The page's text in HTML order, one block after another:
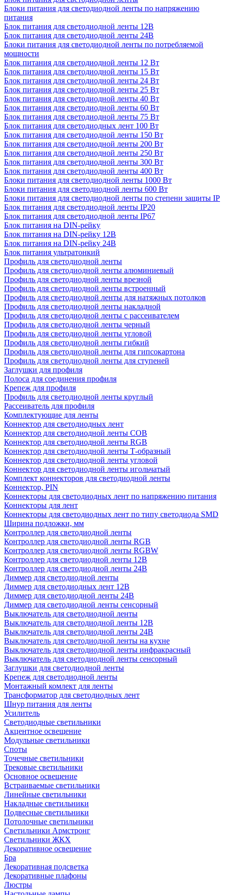
Блоки питания для светодиодной ленты по напряжению
питания
Блок питания для светодиодной ленты 12В
Блок питания для светодиодной ленты 24В
Блоки питания для светодиодной ленты по потребляемой
мощности
Блок питания для светодиодной ленты 12 Вт
Блок питания для светодиодной ленты 15 Вт
Блок питания для светодиодной ленты 24 Вт
Блок питания для светодиодной ленты 25 Вт
Блок питания для светодиодной ленты 40 Вт
Блок питания для светодиодной ленты 60 Вт
Блок питания для светодиодной ленты 75 Вт
Блок питания для светодиодных лент 100 Вт
Блок питания для светодиодной ленты 150 Вт
Блок питания для светодиодной ленты 200 Вт
Блок питания для светодиодной ленты 250 Вт
Блок питания для светодиодной ленты 300 Вт
Блок питания для светодиодной ленты 400 Вт
Блоки питания для светодиодной ленты 1000 Вт
Блоки питания для светодиодной ленты 600 Вт
Блоки питания для светодиодной ленты по степени защиты IP
Блок питания для светодиодной ленты IP20
Блок питания для светодиодной ленты IP67
Блок питания на DIN-рейку
Блок питания на DIN-рейку 12В
Блок питания на DIN-рейку 24В
Блок питания ультратонкий
Профиль для светодиодной ленты
Профиль для светодиодной ленты алюминиевый
Профиль для светодиодной ленты врезной
Профиль для светодиодной ленты встроенный
Профиль для светодиодной ленты для натяжных потолков
Профиль для светодиодной ленты накладной
Профиль для светодиодной ленты с рассеивателем
Профиль для светодиодной ленты черный
Профиль для светодиодной ленты угловой
Профиль для светодиодной ленты гибкий
Профиль для светодиодной ленты для гипсокартона
Профиль для светодиодной ленты для ступеней
Заглушки для профиля
Полоса для соединения профиля
Крепеж для профиля
Профиль для светодиодной ленты круглый
Рассеиватель для профиля
Комплектующие для ленты
Коннектор для светодиодных лент
Коннектор для светодиодной ленты COB
Коннектор для светодиодной ленты RGB
Коннектор для светодиодной ленты Т-образный
Коннектор для светодиодной ленты угловой
Коннектор для светодиодной ленты игольчатый
Комплект коннекторов для светодиодной ленты
Коннектор, PIN
Коннекторы для светодиодных лент по напряжению питания
Коннекторы для лент
Коннекторы для светодиодных лент по типу светодиода SMD
Ширина подложки, мм
Контроллер для светодиодной ленты
Контроллер для светодиодной ленты RGB
Контроллер для светодиодной ленты RGBW
Контроллер для светодиодной ленты 12В
Контроллер для светодиодной ленты 24В
Диммер для светодиодной ленты
Диммер для светодиодных лент 12В
Диммер для светодиодной ленты 24В
Диммер для светодиодной ленты сенсорный
Выключатель для светодиодной ленты
Выключатель для светодиодной ленты 12В
Выключатель для светодиодной ленты 24В
Выключатель для светодиодной ленты на кухне
Выключатель для светодиодной ленты инфракрасный
Выключатель для светодиодной ленты сенсорный
Заглушки для светодиодной ленты
Крепеж для светодиодной ленты
Монтажный комлект для ленты
Трансформатор для светодиодных лент
Шнур питания для ленты
Усилитель
Светодиодные светильники
Акцентное освещение
Модульные светильники
Споты
Точечные светильники
Трековые светильники
Основное освещение
Встраиваемые светильники
Линейные светильники
Накладные светильники
Подвесные светильники
Потолочные светильники
Светильники Армстронг
Светильники ЖКХ
Декоративное освещение
Бра
Декоративная подсветка
Декоративные плафоны
Люстры